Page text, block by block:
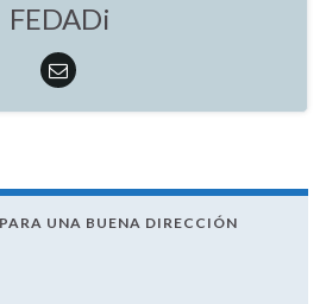
FEDADi
UNA BUENA DIRECCIÓN